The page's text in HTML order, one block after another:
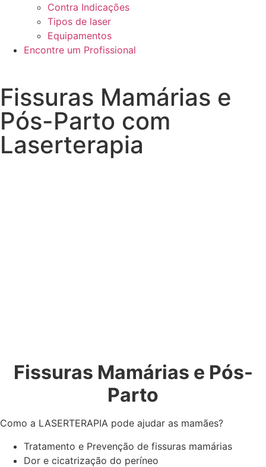
Contra Indicações
Tipos de laser
Equipamentos
Encontre um Profissional
Fissuras Mamárias e
Pós-Parto com
Laserterapia
Fissuras Mamárias e Pós-
Parto
Como a LASERTERAPIA pode ajudar as mamães?
Tratamento e Prevenção de fissuras mamárias
Dor e cicatrização do períneo